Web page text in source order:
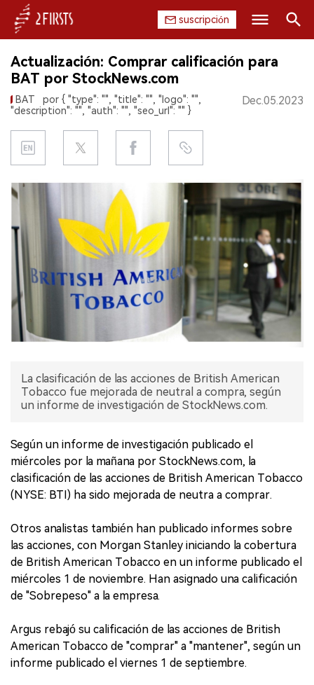
suscripción
INICIO
EMPRESA
PRODUCTO
CHINA
DATOS
EXPOSICIÓN
ENTREVISTA
Buscar
Actualización: Comprar calificación para
BAT por StockNews.com
BAT
por { "type": "", "title": "", "logo": "",
"description": "", "auth": "", "seo_url": "" }
Dec.05.2023
La clasificación de las acciones de British American
Tobacco fue mejorada de neutral a compra, según
un informe de investigación de StockNews.com.
Según un informe de investigación publicado el
miércoles por la mañana por StockNews.com, la
clasificación de las acciones de British American Tobacco
(NYSE: BTI) ha sido mejorada de neutra a comprar.
Otros analistas también han publicado informes sobre
las acciones, con Morgan Stanley iniciando la cobertura
de British American Tobacco en un informe publicado el
miércoles 1 de noviembre. Han asignado una calificación
de "Sobrepeso" a la empresa.
Argus rebajó su calificación de las acciones de British
American Tobacco de "comprar" a "mantener", según un
informe publicado el viernes 1 de septiembre.